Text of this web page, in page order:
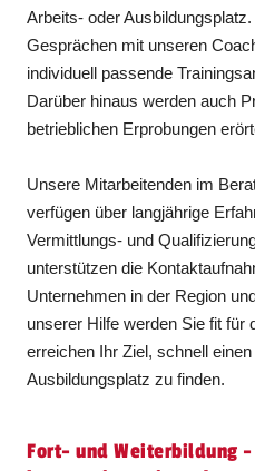
Arbeits- oder
Gesprächen mit unseren
individuell passende
Darüber hinaus werden auch
betrieblichen Erprobungen
Unsere Mitarbeitenden im
verfügen über langjährige
Vermittlungs- und
unterstützen die
Unternehmen in der Region
unserer Hilfe werden Sie fit für
erreichen Ihr Ziel, schnell
Ausbildungsplatz zu finden.
Fort- und Weiterbildung